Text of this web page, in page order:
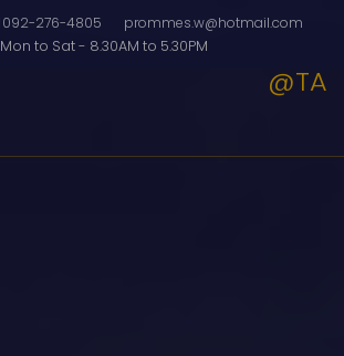
092-276-4805
prommes.w@hotmail.com
Mon to Sat - 8.30AM to 5.30PM
@TA